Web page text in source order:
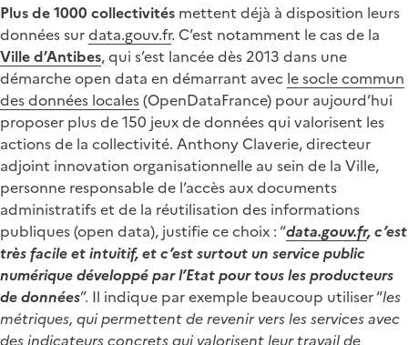
Plus de 1000 collectivités mettent déjà à disposition leurs
données surdata.gouv.fr. C’est notamment le cas de la
Ville d’Antibes, qui s’est lancée dès 2013 dans une
démarche open data en démarrant avec le socle commun
des données locales(OpenDataFrance) pour aujourd’hui
proposer plus de 150 jeux de données qui valorisent les
actions de la collectivité. Anthony Claverie, directeur
adjoint innovation organisationnelle au sein de la Ville,
personne responsable de l’accès aux documents
administratifs et de la réutilisation des informations
publiques (open data), justifie ce choix : “data.gouv.fr, c’est
très facile et intuitif, et c’est surtout un service public
numérique développé par l’Etat pour tous les producteurs
de données”. Il indique par exemple beaucoup utiliser “les
métriques, qui permettent de revenir vers les services avec
des indicateurs concrets qui valorisent leur travail de